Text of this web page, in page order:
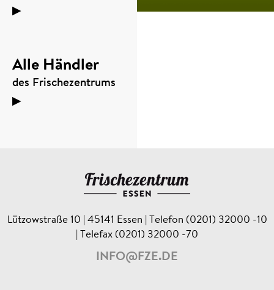
▶
Alle Händler
des Frischezentrums
▶
Lützowstraße 10 | 45141 Essen | Telefon (0201) 32000 -10
| Telefax (0201) 32000 -70
INFO@FZE.DE